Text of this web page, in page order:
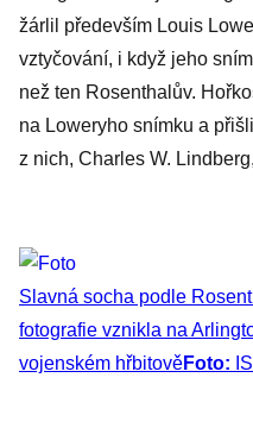
žárlil především Louis
vztyčování, i když jeho
než ten Rosenthalův.
na Loweryho snímku a
z nich, Charles W.
Slavná socha podle
fotografie vznikla na
vojenském hřbitověFoto: